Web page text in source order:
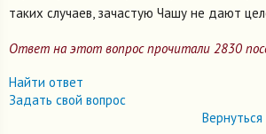
таких случаев, зачастую Чашу не дают
Ответ на этот вопрос прочитали 2830
Найти ответ
Задать свой вопрос
Вернуться